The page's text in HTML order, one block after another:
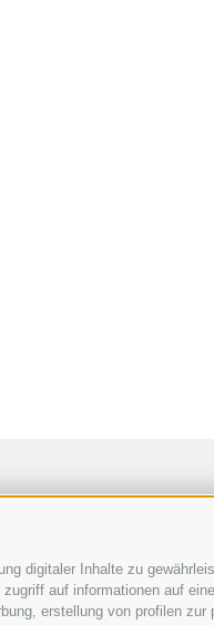
digitaler Inhalte zu
auf informationen auf
erstellung von profilen